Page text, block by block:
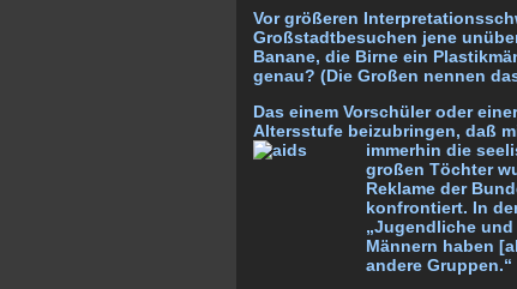
Vor größeren
Großstadtbesuchen jene
Banane, die Birne ein
genau? (Die Großen nennen
Das einem Vorschüler oder
Altersstufe beizubringen, daß
immerhin die
großen Töchter
Reklame der
konfrontiert. In
„Jugendliche
Männern haben
andere Gruppen.“